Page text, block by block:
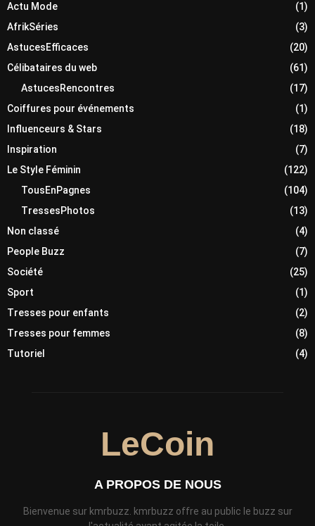
Actu Mode
(1)
AfrikSéries
(3)
AstucesEfficaces
(20)
Célibataires du web
(61)
AstucesRencontres
(17)
Coiffures pour événements
(1)
Influenceurs & Stars
(18)
Inspiration
(7)
Le Style Féminin
(122)
TousEnPagnes
(104)
TressesPhotos
(13)
Non classé
(4)
People Buzz
(7)
Société
(25)
Sport
(1)
Tresses pour enfants
(2)
Tresses pour femmes
(8)
Tutoriel
(4)
LeCoin
A PROPOS DE NOUS
Bienvenue sur kmrbuzz. kmrbuzz offre au public le buzz sur